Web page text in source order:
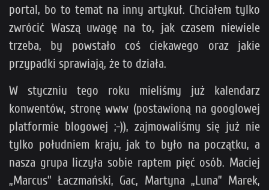
portal, bo to temat na inny artykuł. Chciałem tylko
zwrócić Waszą uwagę na to, jak czasem niewiele
trzeba, by powstało coś ciekawego oraz jakie
przypadki sprawiają, że to działa.
W styczniu tego roku mieliśmy już kalendarz
konwentów, stronę www (postawioną na googlowej
platformie blogowej ;-)), zajmowaliśmy się już nie
tylko południem kraju, jak to było na początku, a
nasza grupa liczyła sobie raptem pięć osób. Maciej
„Marcus” Łaczmański, Gac, Martyna „Luna” Marek,